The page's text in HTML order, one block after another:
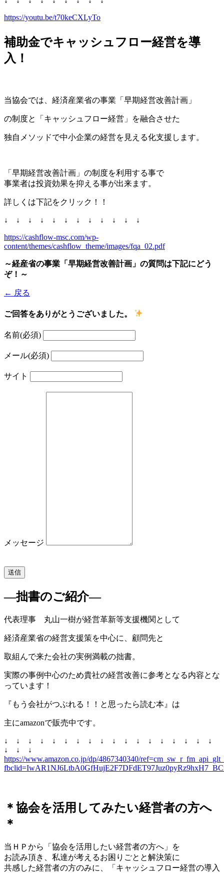
https://youtu.be/t70keCXLyTo
補助金でキャッシュフロー経営を導
入！
当協会では、経済産業省の事業「早期経営改善計画」
の制度と「キャッシュフロー経営」を融合させた
独自メソッドで中小企業の経営を見える化支援します。
「早期経営改善計画」の制度を利用する事で
事業者は投資効果を抑える事が出来ます。
詳しくは下記をクリック！！
↓ ↓ ↓ ↓ ↓ ↓ ↓ ↓ ↓ ↓ ↓ ↓
https://cashflow-msc.com/wp-
content/themes/cashflow_theme/images/fqa_02.pdf
～経産省の事業「早期経営改善計画」の質問は下記にどう
ぞ！～
← 戻る
ご回答をありがとうございました。
名前(必須)
メール(必須)
サイト
メッセージ
送信
—拙書のご紹介—
代表理事 丸山一樹が経営革新等支援機関として
経済産業省の経営支援策を中心に、顧問先と
取組んで来た会社の実例満載の拙書。
実際の事例中心のため貴社の経営改善に参考となる内容とな
っています！
『もう会社がつぶれる！！と思ったら読む本』は
主にamazonで販売中です。
↓ ↓ ↓ ↓ ↓ ↓ ↓ ↓ ↓ ↓ ↓ ↓ ↓ ↓ ↓ ↓ ↓ ↓
↓ ↓ ↓
https://www.amazon.co.jp/dp/4867340340/
＊協会を活用してみたい経営者の方へ
＊
当ＨＰから「協会を活用したい経営者の方へ」を
お読み頂き、私達が考えるお困りごとと解決策に
共感した経営者の方のみに、「キャッシュフロー経営の導入